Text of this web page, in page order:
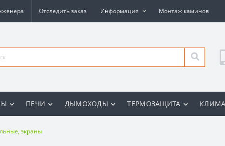
Отследить заказ Информация Монтаж каминов
ПЕЧИ ДЫМОХОДЫ ТЕРМОЗАЩИТА
экраны